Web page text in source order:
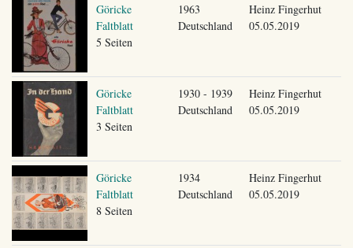
Göricke
Faltblatt
5 Seiten
1963
Deutschland
Heinz Fingerhut
05.05.2019
Göricke
Faltblatt
3 Seiten
1930 - 1939
Deutschland
Heinz Fingerhut
05.05.2019
Göricke
Faltblatt
8 Seiten
1934
Deutschland
Heinz Fingerhut
05.05.2019